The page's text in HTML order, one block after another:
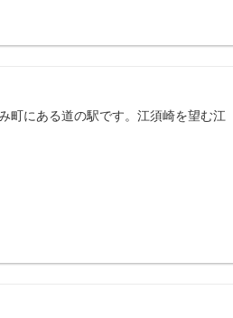
町にある道の駅です。江須崎を望む江